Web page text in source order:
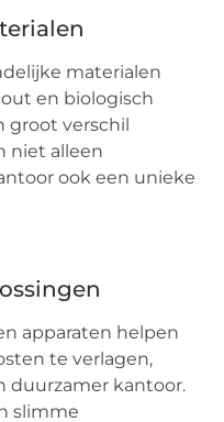
materialen
en biologisch
groot verschil
niet alleen
ook een unieke
apparaten helpen
te verlagen,
duurzamer kantoor.
slimme